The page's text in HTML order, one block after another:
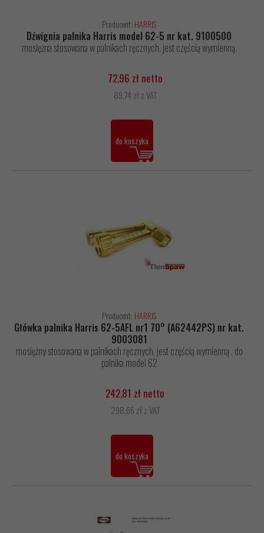
Producent: HARRIS
Dźwignia palnika Harris model 62-5 nr kat. 9100500
mosiężna stosowana w palnikach ręcznych, jest częścią wymienną.
72,96 zł netto
89,74 zł z VAT
do koszyka
Producent: HARRIS
Główka palnika Harris 62-5AFL nr1 70° (A62442PS) nr kat.
9003081
mosiężny stosowana w palnikach ręcznych, jest częścią wymienną , do
palnika model 62
242,81 zł netto
298,66 zł z VAT
do koszyka